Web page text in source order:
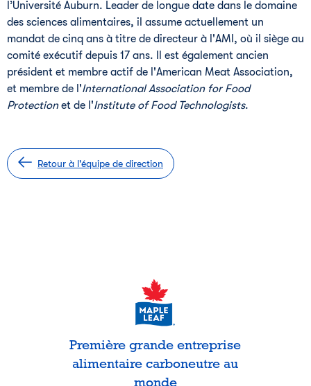
l’Université Auburn. Leader de longue date dans le domaine
des sciences alimentaires, il assume actuellement un
mandat de cinq ans à titre de directeur à l'AMI, où il siège au
comité exécutif depuis 17 ans. Il est également ancien
président et membre actif de l'American Meat Association,
et membre de l'International Association for Food
Protectionet de l'Institute of Food Technologists.
Retour à l'équipe de direction
Première grande entreprise
alimentaire carboneutre au